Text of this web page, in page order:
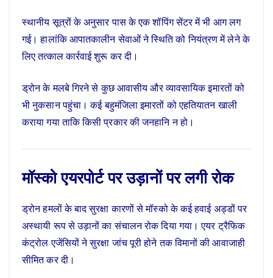
स्थानीय सूत्रों के अनुसार पास के एक शॉपिंग सेंटर में भी आग लग
गई। हालांकि आपातकालीन सेवाओं ने स्थिति को नियंत्रण में लेने के
लिए तत्काल कार्रवाई शुरू कर दी।
ड्रोन के मलबे गिरने से कुछ आवासीय और व्यावसायिक इमारतों को
भी नुकसान पहुंचा। कई बहुमंजिला इमारतों को एहतियातन खाली
कराया गया ताकि किसी प्रकार की जनहानि न हो।
मॉस्को एयरपोर्ट पर उड़ानों पर लगी रोक
ड्रोन हमलों के बाद सुरक्षा कारणों से मॉस्को के कई हवाई अड्डों पर
अस्थायी रूप से उड़ानों का संचालन रोक दिया गया। एयर ट्रैफिक
कंट्रोल एजेंसियों ने सुरक्षा जांच पूरी होने तक विमानों की आवाजाही
सीमित कर दी।